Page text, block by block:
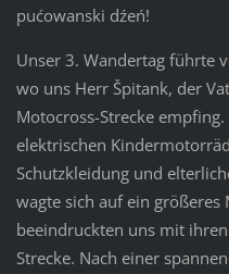
pućowanski dźeń!
Unser 3. Wandertag führte
wo uns Herr Špitank, der
Motocross-Strecke
elektrischen
Schutzkleidung und
wagte sich auf ein
beeindruckten uns mit
Strecke. Nach einer